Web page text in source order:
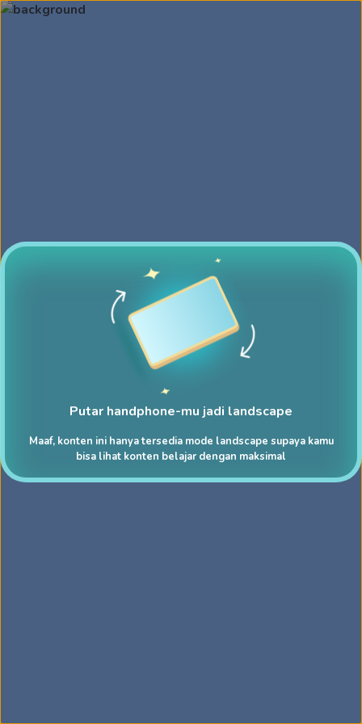
Putar handphone-mu jadi landscape
Maaf, konten ini hanya tersedia mode landscape supaya kamu
bisa lihat konten belajar dengan maksimal